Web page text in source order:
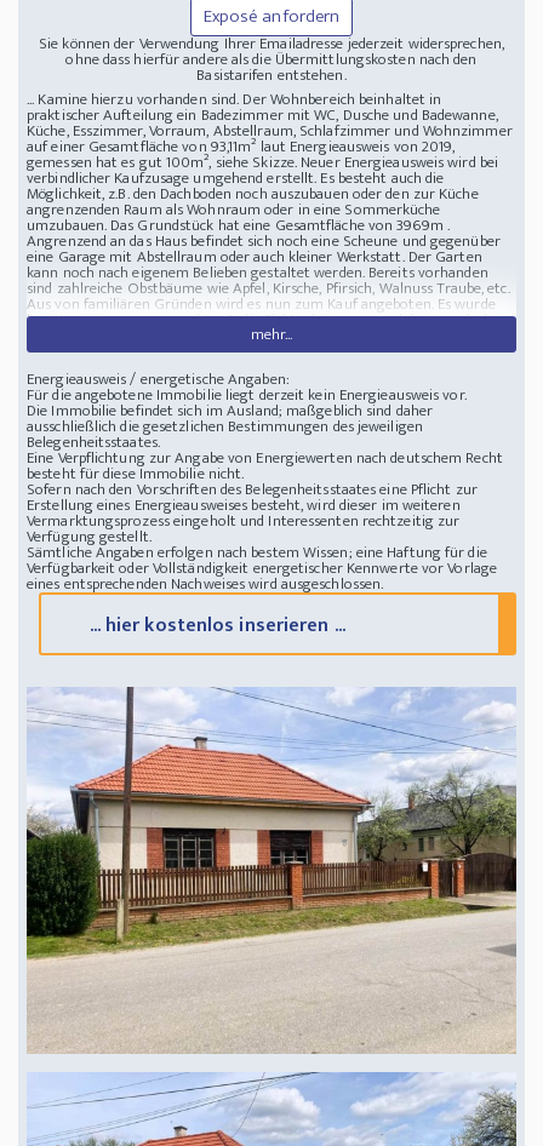
Exposé anfordern
Sie können der Verwendung Ihrer Emailadresse jederzeit widersprechen,
ohne dass hierfür andere als die Übermittlungskosten nach den
Basistarifen entstehen.
... Kamine hierzu vorhanden sind. Der Wohnbereich beinhaltet in
praktischer Aufteilung ein Badezimmer mit WC, Dusche und Badewanne,
Küche, Esszimmer, Vorraum, Abstellraum, Schlafzimmer und Wohnzimmer
auf einer Gesamtfläche von 93,11m² laut Energieausweis von 2019,
gemessen hat es gut 100m², siehe Skizze. Neuer Energieausweis wird bei
verbindlicher Kaufzusage umgehend erstellt. Es besteht auch die
Möglichkeit, z.B. den Dachboden noch auszubauen oder den zur Küche
angrenzenden Raum als Wohnraum oder in eine Sommerküche
umzubauen. Das Grundstück hat eine Gesamtfläche von 3969m .
Angrenzend an das Haus befindet sich noch eine Scheune und gegenüber
eine Garage mit Abstellraum oder auch kleiner Werkstatt. Der Garten
kann noch nach eigenem Belieben gestaltet werden. Bereits vorhanden
sind zahlreiche Obstbäume wie Apfel, Kirsche, Pfirsich, Walnuss Traube, etc.
Aus von familiären Gründen wird es nun zum Kauf angeboten. Es wurde
bereits einiges neu gemacht, z.B. die Elektroleitungen und das Hausdach
Lage : Das Dorf befindet sich in der Nähe zu Österreich (Güssing ca. 40
km), Slowenien (Murska Sobota ca. 45 km) und Kroatien (Mursko Sredise
ca. 50 km). Ideal z.B. zum Radfahren, Wandern, Reiten oder auch Jagen, es
sind 2 Badeseeen in der Nähe. Auch ideal für Selbstversorger, Tiere sind
erlaubt. Die Immobilie liegt nur ca. 20 km von den Städten Körmend und
ca. 30 km von Zalaegerszeg entfernt.3969m mit Haus und Hof im Örseg
Nationalpark Ungarn
mehr...
Energieausweis / energetische Angaben:
Für die angebotene Immobilie liegt derzeit kein Energieausweis vor.
Die Immobilie befindet sich im Ausland; maßgeblich sind daher
ausschließlich die gesetzlichen Bestimmungen des jeweiligen
Belegenheitsstaates.
Eine Verpflichtung zur Angabe von Energiewerten nach deutschem Recht
besteht für diese Immobilie nicht.
Sofern nach den Vorschriften des Belegenheitsstaates eine Pflicht zur
Erstellung eines Energieausweises besteht, wird dieser im weiteren
Vermarktungsprozess eingeholt und Interessenten rechtzeitig zur
Verfügung gestellt.
Sämtliche Angaben erfolgen nach bestem Wissen; eine Haftung für die
Verfügbarkeit oder Vollständigkeit energetischer Kennwerte vor Vorlage
eines entsprechenden Nachweises wird ausgeschlossen.
... hier kostenlos inserieren ...